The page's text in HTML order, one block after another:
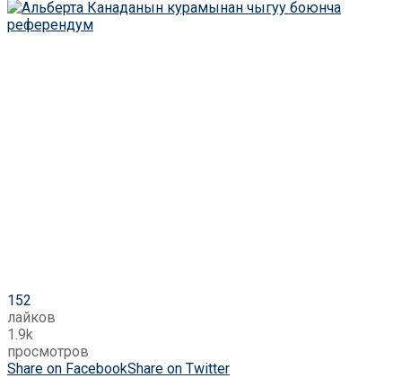
152
лайков
1.9k
просмотров
Share on FacebookShare on Twitter